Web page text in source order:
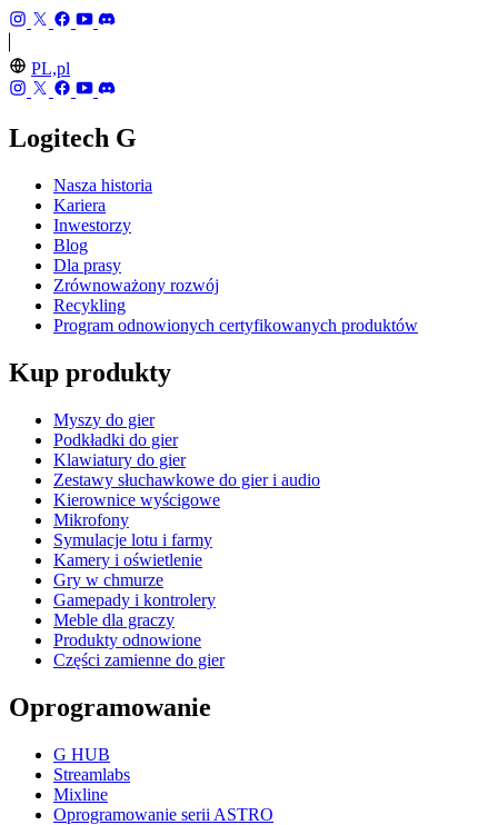
PL,pl
Logitech G
Nasza historia
Kariera
Inwestorzy
Blog
Dla prasy
Zrównoważony rozwój
Recykling
Program odnowionych certyfikowanych produktów
Kup produkty
Myszy do gier
Podkładki do gier
Klawiatury do gier
Zestawy słuchawkowe do gier i audio
Kierownice wyścigowe
Mikrofony
Symulacje lotu i farmy
Kamery i oświetlenie
Gry w chmurze
Gamepady i kontrolery
Meble dla graczy
Produkty odnowione
Części zamienne do gier
Oprogramowanie
G HUB
Streamlabs
Mixline
Oprogramowanie serii ASTRO